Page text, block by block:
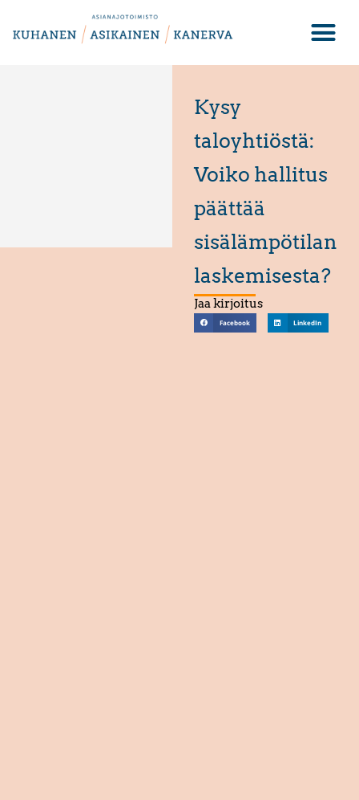
Kysy
taloyhtiöstä:
Voiko hallitus
päättää
sisälämpötilan
laskemisesta?
Jaa kirjoitus
Facebook LinkedIn